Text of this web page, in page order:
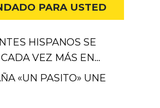
PARA USTED
HISPANOS SE
VEZ MÁS EN…
«UN PASITO» UNE